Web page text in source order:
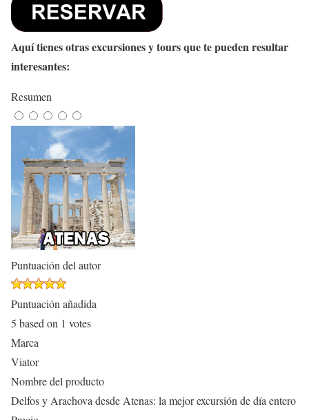
Aquí tienes otras excursiones y tours que te pueden resultar
interesantes:
Resumen
Puntuación del autor
Puntuación añadida
5 based on 1 votes
Marca
Viator
Nombre del producto
Delfos y Arachova desde Atenas: la mejor excursión de día entero